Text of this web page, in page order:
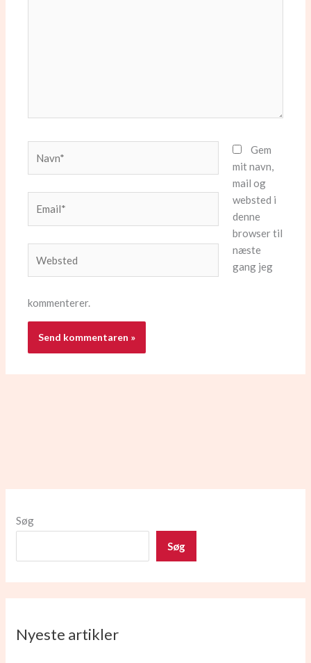
Gem
mit navn,
mail og
websted i
denne
browser til
næste
gang jeg
kommenterer.
Søg
Søg
Nyeste artikler